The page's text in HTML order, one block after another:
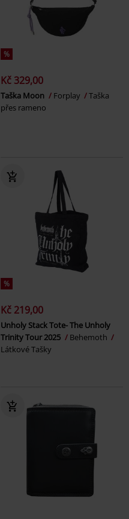
%
Kč 329,00
Taška Moon Forplay
Taška
přes rameno
%
Kč 219,00
Unholy Stack Tote- The Unholy
Trinity Tour 2025
Behemoth
Látkové Tašky